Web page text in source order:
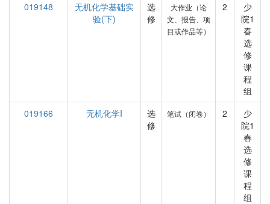
019148
无机化学基础实
验(下)
选
修
大作业（论
文、报告、项
目或作品等）
2
少
院1
春
选
修
课
程
组
019166
无机化学I
选
修
笔试（闭卷） 2
少
院1
春
选
修
课
程
组